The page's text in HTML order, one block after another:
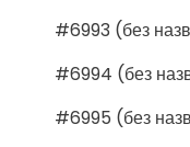
#6993 (без
#6994 (без
#6995 (без